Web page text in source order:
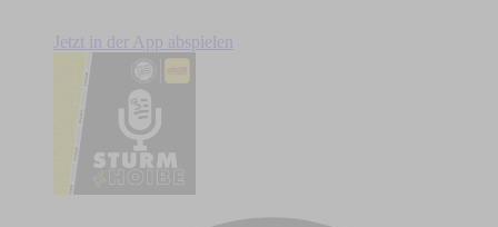
Jetzt in der App abspielen